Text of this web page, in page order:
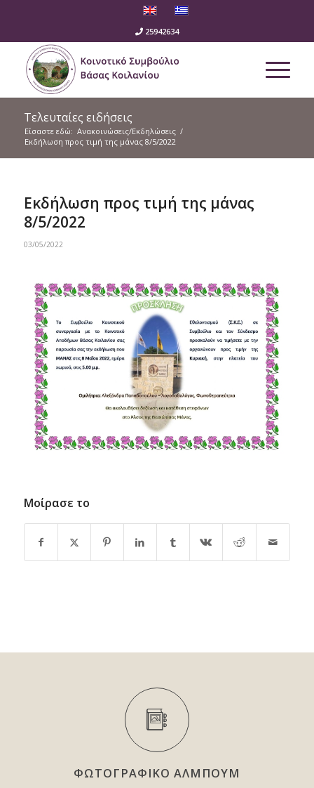
25942634
Τελευταίες ειδήσεις
Είσαστε εδώ: Ανακοινώσεις/Εκδηλώσεις /
Εκδήλωση προς τιμή της μάνας 8/5/2022
Εκδήλωση προς τιμή της μάνας
8/5/2022
03/05/2022
Μοίρασε το
ΦΩΤΟΓΡΑΦΙΚΟ ΑΛΜΠΟΥΜ